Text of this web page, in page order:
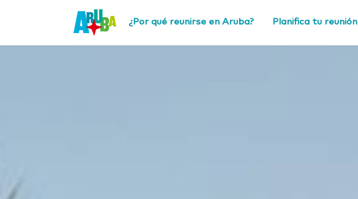
¿Por qué reunirse en Aruba? Planifica tu reunión